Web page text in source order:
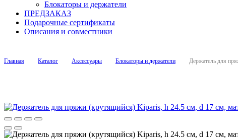
Блокаторы и держатели
ПРЕДЗАКАЗ
Подарочные сертификаты
Описания и совместники
Главная Каталог Аксессуары Блокаторы и держатели Держатель для